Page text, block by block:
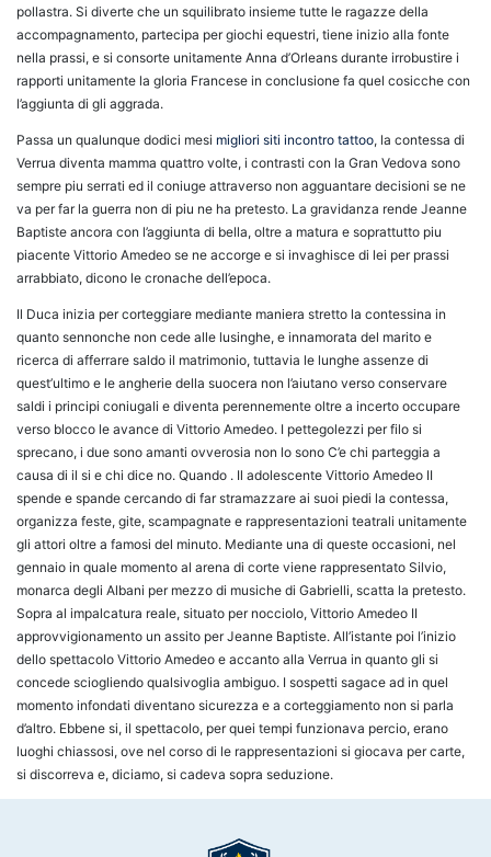
pollastra. Si diverte che un squilibrato insieme tutte le ragazze della
accompagnamento, partecipa per giochi equestri, tiene inizio alla fonte
nella prassi, e si consorte unitamente Anna d’Orleans durante irrobustire i
rapporti unitamente la gloria Francese in conclusione fa quel cosicche con
l’aggiunta di gli aggrada.
Passa un qualunque dodici mesi migliori siti incontro tattoo, la contessa di
Verrua diventa mamma quattro volte, i contrasti con la Gran Vedova sono
sempre piu serrati ed il coniuge attraverso non agguantare decisioni se ne
va per far la guerra non di piu ne ha pretesto. La gravidanza rende Jeanne
Baptiste ancora con l’aggiunta di bella, oltre a matura e soprattutto piu
piacente Vittorio Amedeo se ne accorge e si invaghisce di lei per prassi
arrabbiato, dicono le cronache dell’epoca.
Il Duca inizia per corteggiare mediante maniera stretto la contessina in
quanto sennonche non cede alle lusinghe, e innamorata del marito e
ricerca di afferrare saldo il matrimonio, tuttavia le lunghe assenze di
quest’ultimo e le angherie della suocera non l’aiutano verso conservare
saldi i principi coniugali e diventa perennemente oltre a incerto occupare
verso blocco le avance di Vittorio Amedeo. I pettegolezzi per filo si
sprecano, i due sono amanti ovverosia non lo sono C’e chi parteggia a
causa di il si e chi dice no. Quando . Il adolescente Vittorio Amedeo II
spende e spande cercando di far stramazzare ai suoi piedi la contessa,
organizza feste, gite, scampagnate e rappresentazioni teatrali unitamente
gli attori oltre a famosi del minuto. Mediante una di queste occasioni, nel
gennaio in quale momento al arena di corte viene rappresentato Silvio,
monarca degli Albani per mezzo di musiche di Gabrielli, scatta la pretesto.
Sopra al impalcatura reale, situato per nocciolo, Vittorio Amedeo II
approvvigionamento un assito per Jeanne Baptiste. All’istante poi l’inizio
dello spettacolo Vittorio Amedeo e accanto alla Verrua in quanto gli si
concede sciogliendo qualsivoglia ambiguo. I sospetti sagace ad in quel
momento infondati diventano sicurezza e a corteggiamento non si parla
d’altro. Ebbene si, il spettacolo, per quei tempi funzionava percio, erano
luoghi chiassosi, ove nel corso di le rappresentazioni si giocava per carte,
si discorreva e, diciamo, si cadeva sopra seduzione.